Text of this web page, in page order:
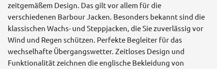
zeitgemäßem Design. Das gilt vor allem für die
verschiedenen Barbour Jacken. Besonders bekannt sind die
klassischen Wachs- und Steppjacken, die Sie zuverlässig vor
Wind und Regen schützen. Perfekte Begleiter für das
wechselhafte Übergangswetter. Zeitloses Design und
Funktionalität zeichnen die englische Bekleidung von